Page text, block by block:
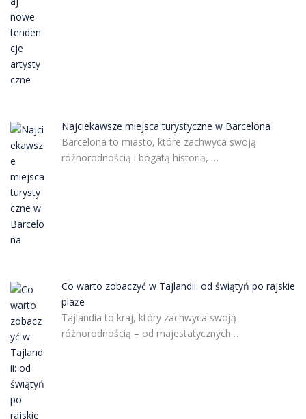
Najciekawsze miejsca turystyczne w Barcelona
Barcelona to miasto, które zachwyca swoją
różnorodnością i bogatą historią, …
Co warto zobaczyć w Tajlandii: od świątyń po rajskie
plaże
Tajlandia to kraj, który zachwyca swoją
różnorodnością – od majestatycznych …